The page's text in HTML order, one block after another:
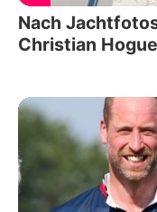
Nach
Christian